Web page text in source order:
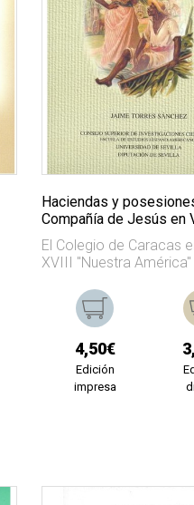
Haciendas y
Compañía de Jesús en
El Colegio de Caracas
XVIII "Nuestra América"
4,50€
Edición
impresa